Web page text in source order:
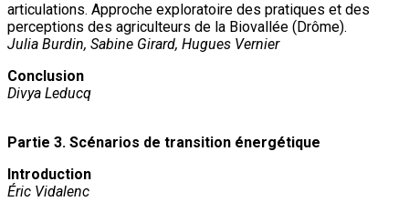
articulations. Approche exploratoire des pratiques et des
perceptions des agriculteurs de la Biovallée (Drôme).
Julia Burdin, Sabine Girard, Hugues Vernier
Conclusion
Divya Leducq
Partie 3. Scénarios de transition énergétique
Introduction
Éric Vidalenc